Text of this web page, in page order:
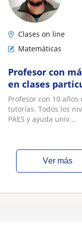
Clases on line
Matemáticas
Profesor con
en clases
niveles excepto
Profesor con 10
tutorías. Todos los
PAES y ayuda univ...
ver más